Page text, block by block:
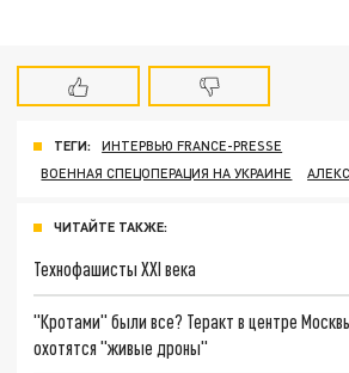
ТЕГИ:
ИНТЕРВЬЮ FRANCE-PRESSE
ВОЕННАЯ СПЕЦОПЕРАЦИЯ НА УКРАИНЕ
ЧИТАЙТЕ ТАКЖЕ:
Технофашисты XXI века
"Кротами" были все? Теракт в центре
охотятся "живые дроны"